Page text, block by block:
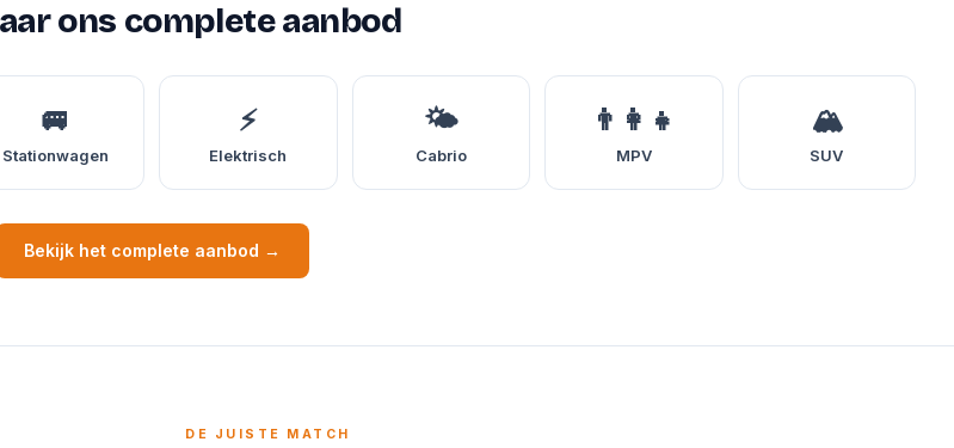
ons complete aanbod
🚐
Stationwagen
⚡
Elektrisch
🌤️
Cabrio
👨‍👩‍👧
MPV
🏔️
SUV
Bekijk het complete aanbod →
DE JUISTE MATCH